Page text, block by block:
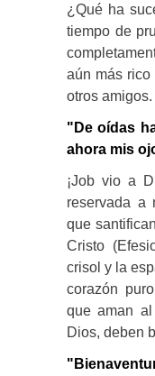
¿Qué ha
tiempo de
aún más rico
otros amigos.
"De oídas
ahora mis
¡Job vio a
reservada a
que
Cristo
crisol y la
corazón
que aman
Dios, deben